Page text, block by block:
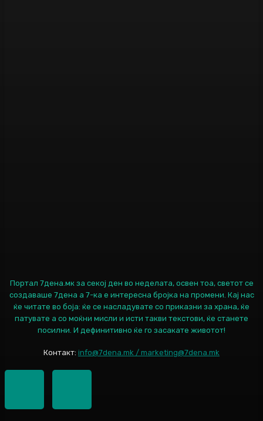
Портал 7дена.мк за секој ден во неделата, освен тоа, светот се
создаваше 7дена а 7-ка е интересна бројка на промени. Кај нас
ќе читате во боја: ќе се насладувате со приказни за храна, ќе
патувате а со моќни мисли и исти такви текстови, ќе станете
посилни. И дефинитивно ќе го засакате животот!
Контакт: info@7dena.mk / marketing@7dena.mk